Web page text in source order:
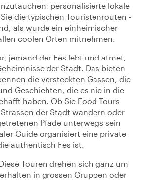
personalisierte lokale
die typischen Touristenrouten -
als wurde ein einheimischer
coolen Orten mitnehmen.
jemand der Fes lebt und atmet,
der Stadt. Das bieten
die versteckten Gassen, die
Geschichten, die es nie in die
haben. Ob Sie Food Tours
der Stadt wandern oder
Pfade unterwegs sein
Guide organisiert eine private
authentisch Fes ist.
Touren drehen sich ganz um
in grossen Gruppen oder